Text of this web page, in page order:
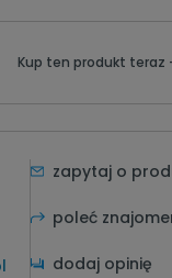
Kup ten produkt teraz
zapytaj o
poleć
dodaj opinię